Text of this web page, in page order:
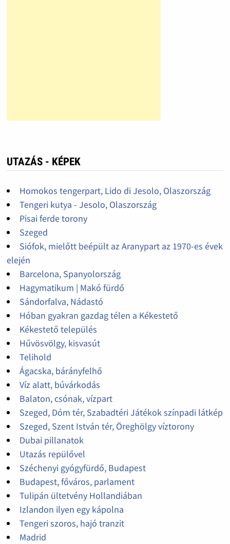
UTAZÁS - KÉPEK
Homokos tengerpart, Lido di Jesolo, Olaszország
Tengeri kutya - Jesolo, Olaszország
Pisai ferde torony
Szeged
Siófok, mielőtt beépült az Aranypart az 1970-es évek
elején
Barcelona, Spanyolország
Hagymatikum | Makó fürdő
Sándorfalva, Nádastó
Hóban gyakran gazdag télen a Kékestető
Kékestető település
Hűvösvölgy, kisvasút
Telihold
Ágacska, bárányfelhő
Víz alatt, búvárkodás
Balaton, csónak, vízpart
Szeged, Dóm tér, Szabadtéri Játékok színpadi látkép
Szeged, Szent István tér, Öreghölgy víztorony
Dubai pillanatok
Utazás repülővel
Széchenyi gyógyfürdő, Budapest
Budapest, főváros, parlament
Tulipán ültetvény Hollandiában
Izlandon ilyen egy kápolna
Tengeri szoros, hajó tranzit
Madrid